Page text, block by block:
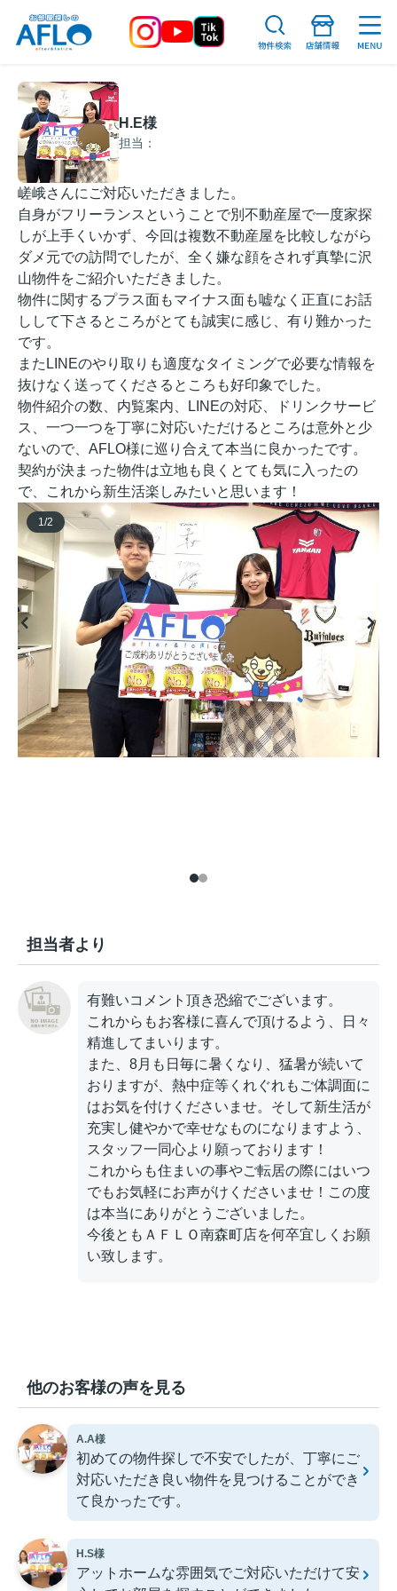
H.E様
担当：
嵯峨さんにご対応いただきました。
自身がフリーランスということで別不動産屋で一度家探
しが上手くいかず、今回は複数不動産屋を比較しながら
ダメ元での訪問でしたが、全く嫌な顔をされず真摯に沢
山物件をご紹介いただきました。
物件に関するプラス面もマイナス面も嘘なく正直にお話
しして下さるところがとても誠実に感じ、有り難かった
です。
またLINEのやり取りも適度なタイミングで必要な情報を
抜けなく送ってくださるところも好印象でした。
物件紹介の数、内覧案内、LINEの対応、ドリンクサービ
ス、一つ一つを丁寧に対応いただけるところは意外と少
ないので、AFLO様に巡り合えて本当に良かったです。
契約が決まった物件は立地も良くとても気に入ったの
で、これから新生活楽しみたいと思います！
1 /2
担当者より
有難いコメント頂き恐縮でございます。
これからもお客様に喜んで頂けるよう、日々
精進してまいります。
また、8月も日毎に暑くなり、猛暑が続いて
おりますが、熱中症等くれぐれもご体調面に
はお気を付けくださいませ。そして新生活が
充実し健やかで幸せなものになりますよう、
スタッフ一同心より願っております！
これからも住まいの事やご転居の際にはいつ
でもお気軽にお声がけくださいませ！この度
は本当にありがとうございました。
今後ともＡＦＬＯ南森町店を何卒宜しくお願
い致します。
他のお客様の声を見る
A.A様
初めての物件探しで不安でしたが、丁寧にご
対応いただき良い物件を見つけることができ
て良かったです。
H.S様
アットホームな雰囲気でご対応いただけて安